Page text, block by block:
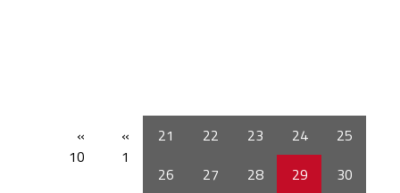
«
10
«
1
21 22 23 24
25
26
27 28 29
30